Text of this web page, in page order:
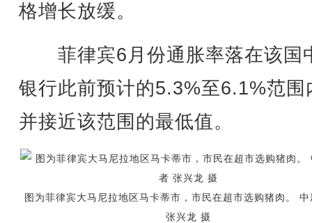
格增长放缓。
菲律宾6月份通胀率落在该国
银行此前预计的5.3%至6.1%范围
并接近该范围的最低值。
图为菲律宾大马尼拉地区马卡蒂市，市民在超市选购猪肉。
张兴龙 摄